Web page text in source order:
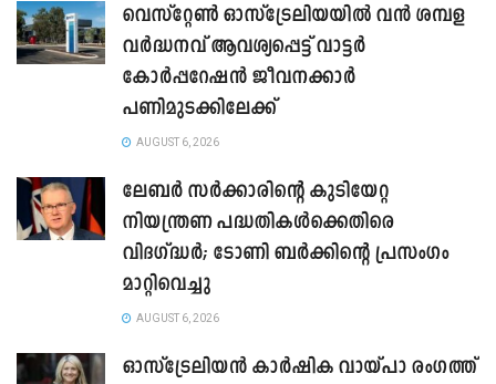
വെസ്റ്റേൺ ഓസ്‌ട്രേലിയയിൽ വൻ ശമ്പള
വർദ്ധനവ് ആവശ്യപ്പെട്ട് വാട്ടർ
കോർപ്പറേഷൻ ജീവനക്കാർ
പണിമുടക്കിലേക്ക്
AUGUST 6, 2026
ലേബർ സർക്കാരിന്റെ കുടിയേറ്റ
നിയന്ത്രണ പദ്ധതികൾക്കെതിരെ
വിദഗ്ദ്ധർ; ടോണി ബർക്കിന്റെ പ്രസംഗം
മാറ്റിവെച്ചു
AUGUST 6, 2026
ഓസ്‌ട്രേലിയൻ കാർഷിക വായ്പാ രംഗത്ത്